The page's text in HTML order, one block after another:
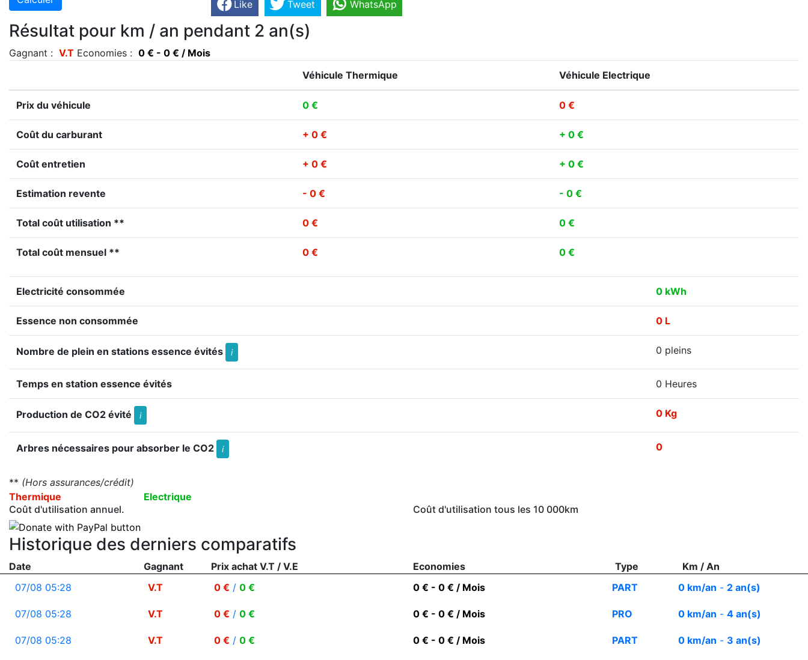
Like Tweet WhatsApp
Résultat pour km / an pendant 2 an(s)
Gagnant : V.T Economies : 0 € - 0 € / Mois
Véhicule Thermique
Véhicule Electrique
Prix du véhicule 0 € 0 €
Coût du carburant + 0 € + 0 €
Coût entretien + 0 € + 0 €
Estimation revente - 0 € - 0 €
Total coût utilisation ** 0 € 0 €
Total coût mensuel ** 0 € 0 €
Electricité consommée 0 kWh
Essence non consommée 0 L
Nombre de plein en stations essence évités i 0 pleins
Temps en station essence évités 0 Heures
Production de CO2 évité i 0 Kg
Arbres nécessaires pour absorber le CO2 i 0
** (Hors assurances/crédit)
Thermique
Electrique
Coût d'utilisation annuel.
Coût d'utilisation tous les 10 000km
Historique des derniers comparatifs
Date Gagnant Prix achat V.T / V.E Economies Type
Km / An
07/08 05:28
V.T 0 € / 0 € 0 € - 0 € / Mois PART 0 km/an - 2 an(s)
07/08 05:28 V.T 0 € / 0 € 0 € - 0 € / Mois PRO 0 km/an -4 an(s)
07/08 05:28 V.T 0 € / 0 € 0 € - 0 € / Mois PART 0 km/an - 3 an(s)